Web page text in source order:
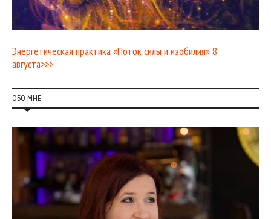
Энергетическая практика «Поток силы и изобилия» 8
августа>>>
ОБО МНЕ